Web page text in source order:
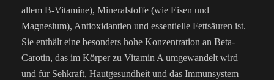
allem B-Vitamine), Mineralstoffe (wie Eisen und
Magnesium), Antioxidantien und essentielle Fettsäuren ist.
Sie enthält eine besonders hohe Konzentration an Beta-
Carotin, das im Körper zu Vitamin A umgewandelt wird
und für Sehkraft, Hautgesundheit und das Immunsystem